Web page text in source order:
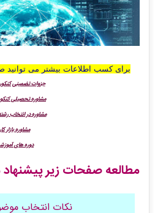
برای کسب اطلاعات بیشتر می توانید
جزوات تضمینی
مشاوره تحصیلی
مشاوره در انتخاب
مشاوره بازار کار
دوره های
مطالعه صفحات زیر
نکات انتخاب